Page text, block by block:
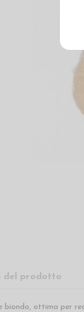
del prodotto
biondo, ottima per